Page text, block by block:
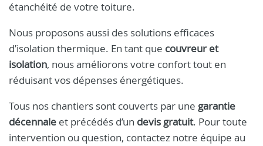
étanchéité de votre toiture.
Nous proposons aussi des solutions efficaces
d’isolation thermique. En tant que couvreur et
isolation, nous améliorons votre confort tout en
réduisant vos dépenses énergétiques.
Tous nos chantiers sont couverts par une garantie
décennale et précédés d’un devis gratuit. Pour toute
intervention ou question, contactez notre équipe au